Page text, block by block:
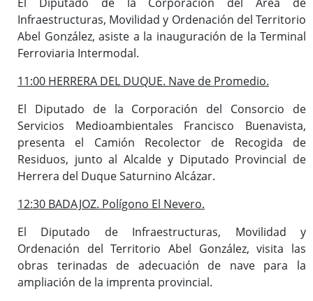
Infraestructuras, Movilidad y Ordenación del Territorio
Abel González, asiste a la inauguración de la Terminal
Ferroviaria Intermodal.
11:00 HERRERA DEL DUQUE. Nave de Promedio.
El Diputado de la Corporación del Consorcio de
Servicios Medioambientales Francisco Buenavista,
presenta el Camión Recolector de Recogida de
Residuos, junto al Alcalde y Diputado Provincial de
Herrera del Duque Saturnino Alcázar.
12:30 BADAJOZ. Polígono El Nevero.
El Diputado de Infraestructuras, Movilidad y
Ordenación del Territorio Abel González, visita las
obras terinadas de adecuación de nave para la
ampliación de la imprenta provincial.